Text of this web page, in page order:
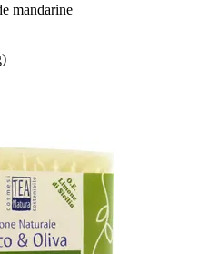
mandarine